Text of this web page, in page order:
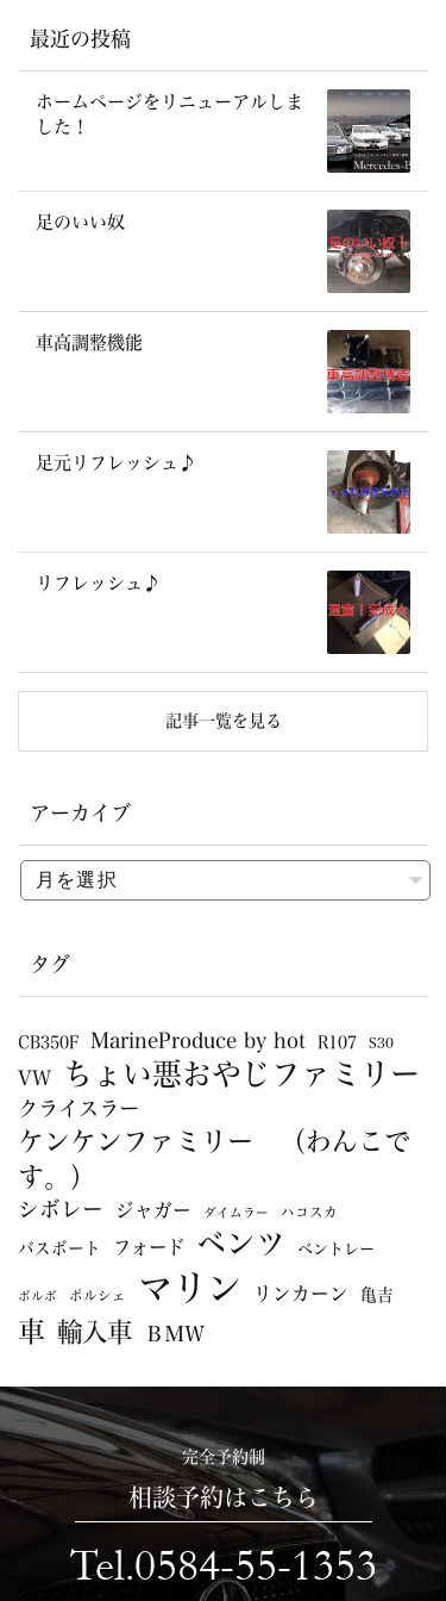
最近の投稿
ホームページをリニューアルしま
した！
足のいい奴
車高調整機能
足元リフレッシュ♪
リフレッシュ♪
記事一覧を見る
アーカイブ
タグ
CB350F MarineProduce by hot R107 S30
VW ちょい悪おやじファミリー
クライスラー
ケンケンファミリー （わんこで
す。）
シボレー ジャガー ダイムラー ハコスカ
バスボート フォード ベンツ ベントレー
ボルボ ポルシェ マリン リンカーン 亀吉
車 輸入車 ＢＭＷ
完全予約制
相談予約はこちら
Tel.0584-55-1353